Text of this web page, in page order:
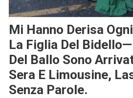
Mi Hanno Derisa
La Figlia Del
Del Ballo Sono
Sera E Limousine,
Senza Parole.